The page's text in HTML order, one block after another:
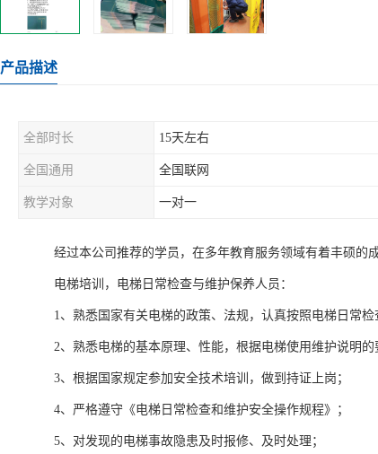
产品描述
全部时长 15天左右
全国通用 全国联网
教学对象 一对一
经过本公司推荐的学员，在多年教育服务领域有着丰硕的
电梯培训，电梯日常检查与维护保养人员：
1、熟悉国家有关电梯的政策、法规，认真按照电梯日常
2、熟悉电梯的基本原理、性能，根据电梯使用维护说明的
3、根据国家规定参加安全技术培训，做到持证上岗；
4、严格遵守《电梯日常检查和维护安全操作规程》；
5、对发现的电梯事故隐患及时报修、及时处理；